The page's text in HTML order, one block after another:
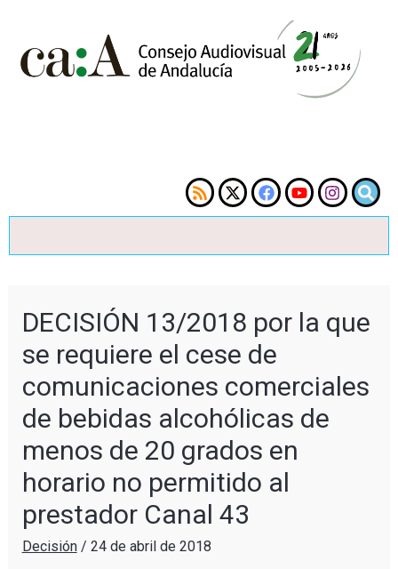
DECISIÓN 13/2018 por la que
se requiere el cese de
comunicaciones comerciales
de bebidas alcohólicas de
menos de 20 grados en
horario no permitido al
prestador Canal 43
Decisión/ 24 de abril de 2018